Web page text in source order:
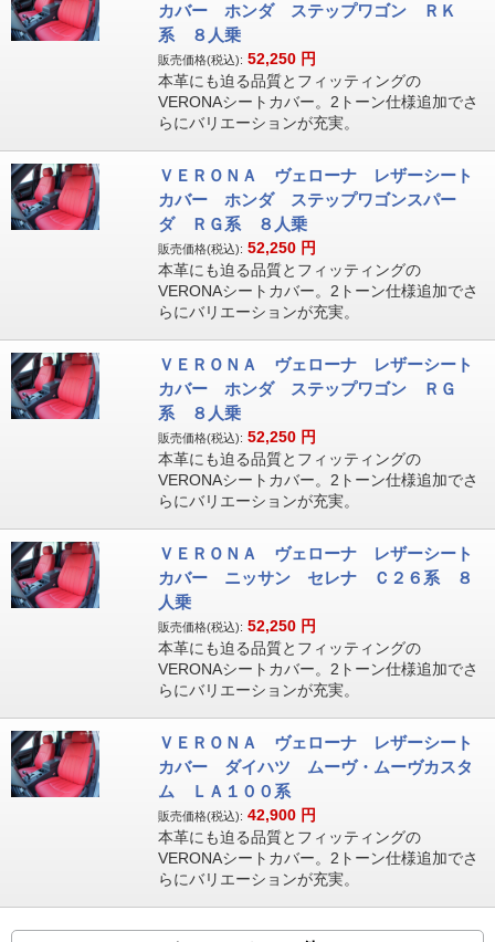
カバー ホンダ ステップワゴン ＲＫ
系 ８人乗
販売価格(税込): 52,250 円
本革にも迫る品質とフィッティングの
VERONAシートカバー。2トーン仕様追加でさ
らにバリエーションが充実。
ＶＥＲＯＮＡ ヴェローナ レザーシート
カバー ホンダ ステップワゴンスパー
ダ ＲＧ系 ８人乗
販売価格(税込): 52,250 円
本革にも迫る品質とフィッティングの
VERONAシートカバー。2トーン仕様追加でさ
らにバリエーションが充実。
ＶＥＲＯＮＡ ヴェローナ レザーシート
カバー ホンダ ステップワゴン ＲＧ
系 ８人乗
販売価格(税込): 52,250 円
本革にも迫る品質とフィッティングの
VERONAシートカバー。2トーン仕様追加でさ
らにバリエーションが充実。
ＶＥＲＯＮＡ ヴェローナ レザーシート
カバー ニッサン セレナ Ｃ２６系 ８
人乗
販売価格(税込): 52,250 円
本革にも迫る品質とフィッティングの
VERONAシートカバー。2トーン仕様追加でさ
らにバリエーションが充実。
ＶＥＲＯＮＡ ヴェローナ レザーシート
カバー ダイハツ ムーヴ・ムーヴカスタ
ム ＬＡ１００系
販売価格(税込): 42,900 円
本革にも迫る品質とフィッティングの
VERONAシートカバー。2トーン仕様追加でさ
らにバリエーションが充実。